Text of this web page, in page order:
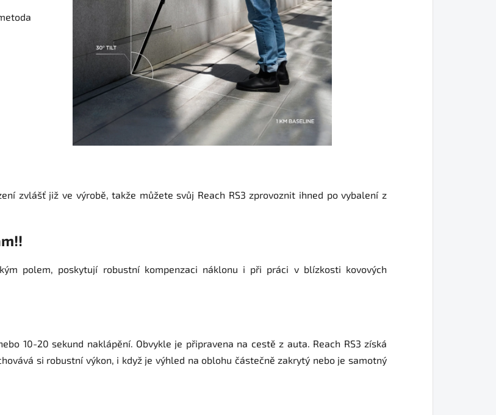
zvlášť již ve výrobě, takže můžete svůj Reach RS3 zprovoznit ihned po vybalení z
polem, poskytují robustní kompenzaci náklonu i při práci v blízkosti kovových
10-20 sekund naklápění. Obvykle je připravena na cestě z auta. Reach RS3 získá
si robustní výkon, i když je výhled na oblohu částečně zakrytý nebo je samotný